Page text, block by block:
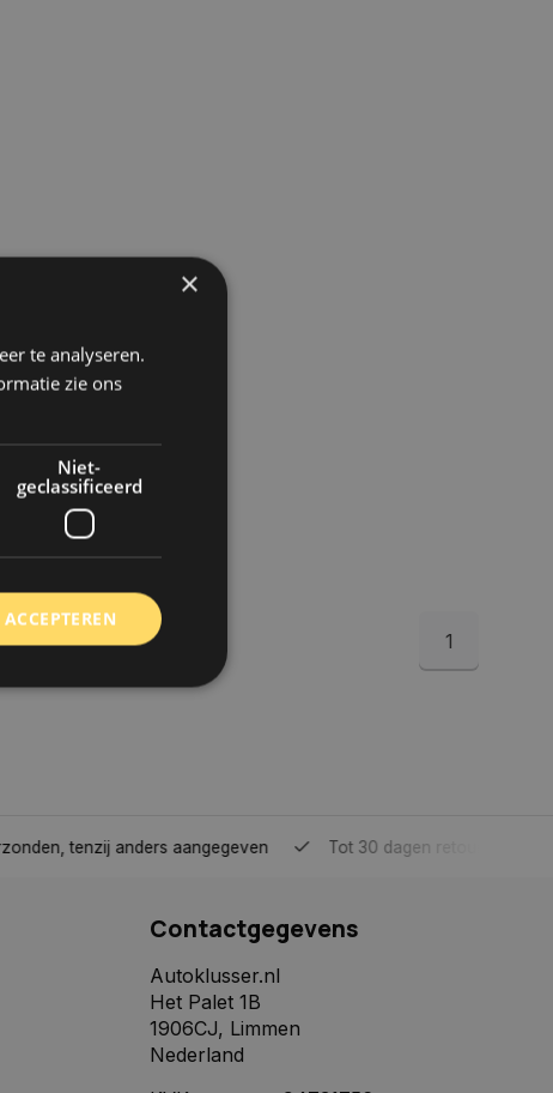
1
anders aangegeven Tot 30 dagen retour sturen.
Contactgegevens
Autoklusser.nl
Het Palet 1B
1906CJ, Limmen
Nederland
×
te analyseren.
zie ons
Niet-
geclassificeerd
identificatiecode
en
behouden, ervoor
item selecties
pagina. Het slaat
te